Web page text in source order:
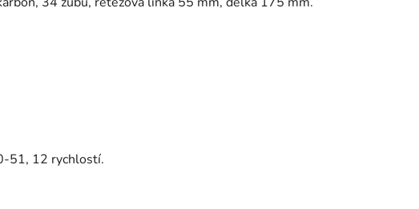
51, 12 rychlostí.